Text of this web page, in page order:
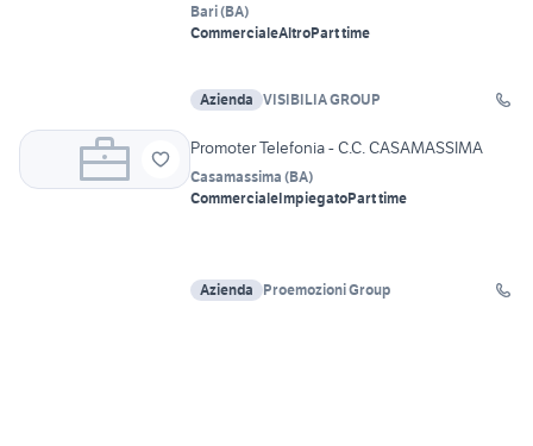
Bari(BA)
CommercialeAltroPart time
Azienda VISIBILIA GROUP
Promoter Telefonia - C.C. CASAMASSIMA
Casamassima (BA)
CommercialeImpiegatoPart time
Azienda Proemozioni Group